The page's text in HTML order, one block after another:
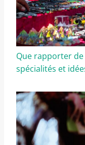
Que rapporter de
spécialités et